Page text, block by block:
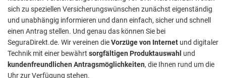
sich zu speziellen Versicherungs­wünschen zunächst eigenständig
und unabhängig informieren und dann einfach, sicher und schnell
einen Antrag stellen. Und genau das können Sie bei
SeguraDirekt.de. Wir vereinen dieVorzüge von Internet und digitaler
Technik mit einer bewährt sorgfältigen Produktauswahl und
kundenfreundlichen Antragsmöglichkeiten, die Ihnen rund um die
Uhr zur Verfügung stehen.